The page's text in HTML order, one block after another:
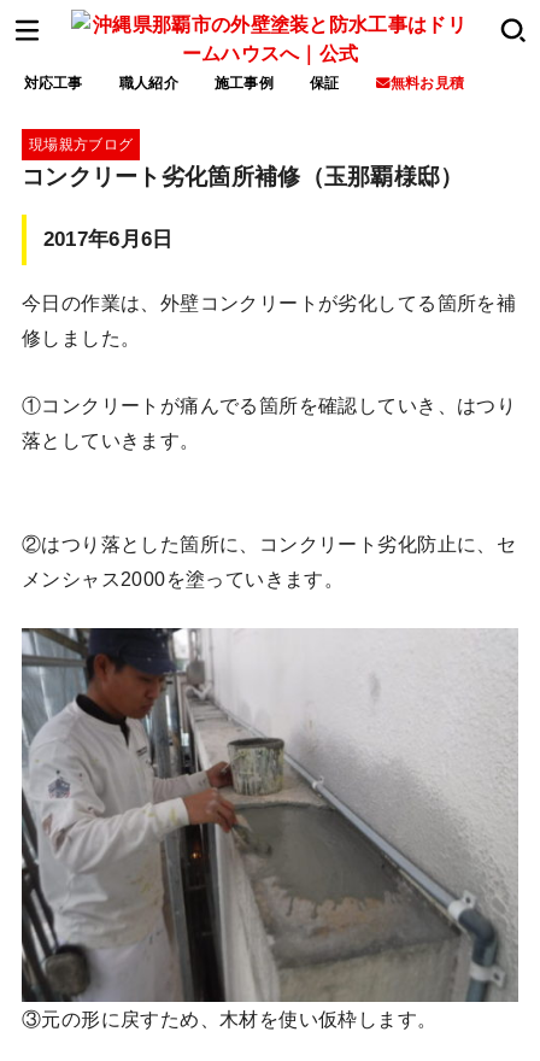
対応工事 職人紹介 施工事例 保証 無料お見積
現場親方ブログ
コンクリート劣化箇所補修（玉那覇様邸）
2017年6月6日
今日の作業は、外壁コンクリートが劣化してる箇所を補
修しました。
①コンクリートが痛んでる箇所を確認していき、はつり
落としていきます。
②はつり落とした箇所に、コンクリート劣化防止に、セ
メンシャス2000を塗っていきます。
③元の形に戻すため、木材を使い仮枠します。